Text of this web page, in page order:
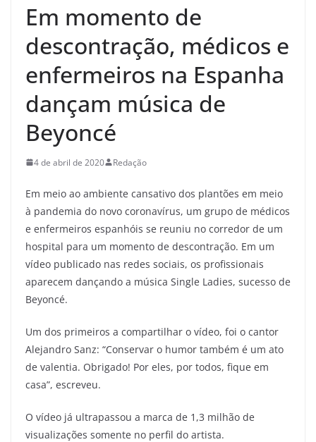
Em momento de
descontração, médicos e
enfermeiros na Espanha
dançam música de
Beyoncé
4 de abril de 2020 Redação
Em meio ao ambiente cansativo dos plantões em meio
à pandemia do novo coronavírus, um grupo de médicos
e enfermeiros espanhóis se reuniu no corredor de um
hospital para um momento de descontração. Em um
vídeo publicado nas redes sociais, os profissionais
aparecem dançando a música Single Ladies, sucesso de
Beyoncé.
Um dos primeiros a compartilhar o vídeo, foi o cantor
Alejandro Sanz: “Conservar o humor também é um ato
de valentia. Obrigado! Por eles, por todos, fique em
casa”, escreveu.
O vídeo já ultrapassou a marca de 1,3 milhão de
visualizações somente no perfil do artista.